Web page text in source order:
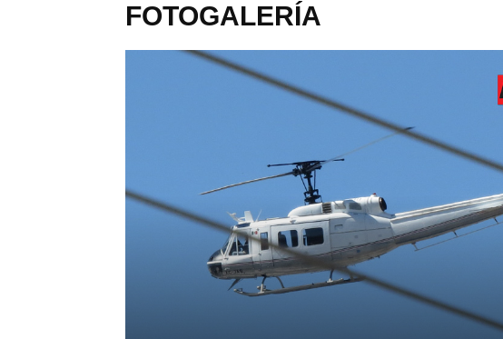
FOTOGALERÍA